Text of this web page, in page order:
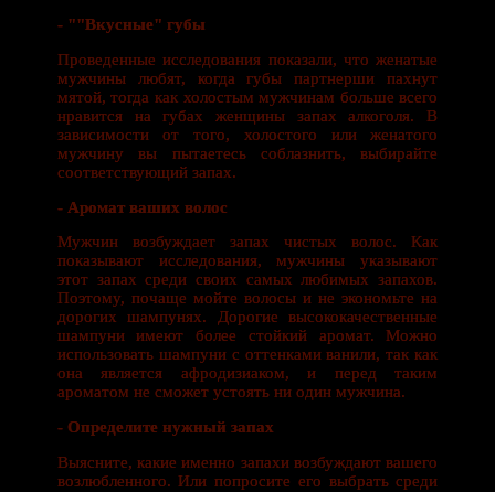
- ""Вкусные" губы
Проведенные исследования показали, что женатые
мужчины любят, когда губы партнерши пахнут
мятой, тогда как холостым мужчинам больше всего
нравится на губах женщины запах алкоголя. В
зависимости от того, холостого или женатого
мужчину вы пытаетесь соблазнить, выбирайте
соответствующий запах.
- Аромат ваших волос
Мужчин возбуждает запах чистых волос. Как
показывают исследования, мужчины указывают
этот запах среди своих самых любимых запахов.
Поэтому, почаще мойте волосы и не экономьте на
дорогих шампунях. Дорогие высококачественные
шампуни имеют более стойкий аромат. Можно
использовать шампуни с оттенками ванили, так как
она является афродизиаком, и перед таким
ароматом не сможет устоять ни один мужчина.
- Определите нужный запах
Выясните, какие именно запахи возбуждают вашего
возлюбленного. Или попросите его выбрать среди